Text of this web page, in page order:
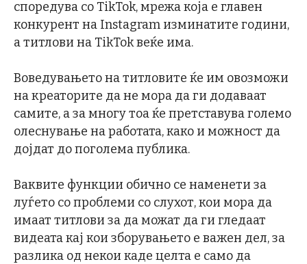
споредува со TikTok, мрежа која е главен
конкурент на Instagram изминатите години,
а титлови на TikTok веќе има.
Воведувањето на титловите ќе им овозможи
на креаторите да не мора да ги додаваат
самите, а за многу тоа ќе претставува големо
олеснување на работата, како и можност да
дојдат до поголема публика.
Ваквите функции обично се наменети за
луѓето со проблеми со слухот, кои мора да
имаат титлови за да можат да ги гледаат
видеата кај кои зборувањето е важен дел, за
разлика од некои каде целта е само да